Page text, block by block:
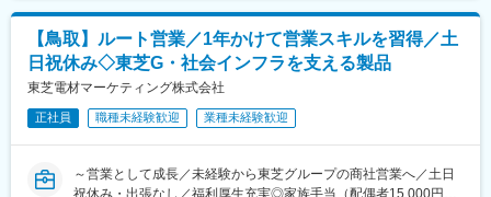
全国、小売業界から注目されている成長企業で大きな変化を一緒
に感じながら働いてみませんか。
2002年度に約200億円だった売上高は、2024年度に約7,000億円
以上達成、35倍近くの驚異的な成長を遂げています。そして2025
た。今後の戦略として（1）既存店改革（2）出店戦略（3）収益
【鳥取】ルート営業／1年かけて営業スキルを習得／土
日祝休み◇東芝G・社会インフラを支える製品
東芝電材マーケティング株式会社
正社員 職種未経験歓迎 業種未経験歓迎
～営業として成長／未経験から東芝グループの商社営業へ／土日
祝休み・出張なし／福利厚生充実◎家族手当（配偶者15,000円）